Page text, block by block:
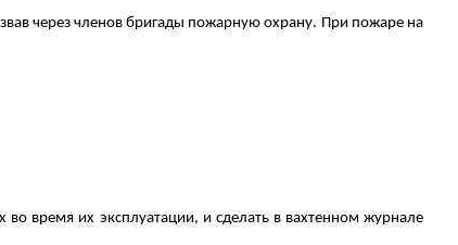
через членов бригады пожарную охрану. При пожаре на
время их эксплуатации, и сделать в вахтенном журнале